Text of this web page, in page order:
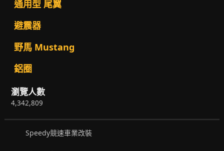
通用型 尾翼
避震器
野馬 Mustang
鋁圈
瀏覽人數
4,342,809
Speedy競速車業改裝